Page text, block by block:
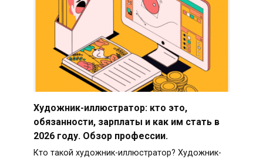
Художник-иллюстратор: кто это,
обязанности, зарплаты и как им стать в
2026 году. Обзор профессии.
Кто такой художник-иллюстратор? Художник-